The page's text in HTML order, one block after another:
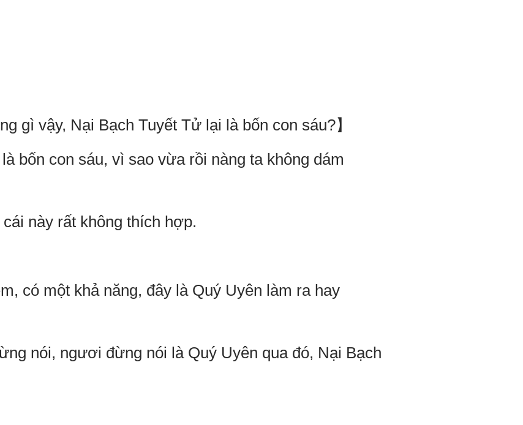
gì vậy, Nại Bạch Tuyết Tử lại là bốn con sáu?】
bốn con sáu, vì sao vừa rồi nàng ta không dám
này rất không thích hợp.
có một khả năng, đây là Quý Uyên làm ra hay
nói, ngươi đừng nói là Quý Uyên qua đó, Nại Bạch